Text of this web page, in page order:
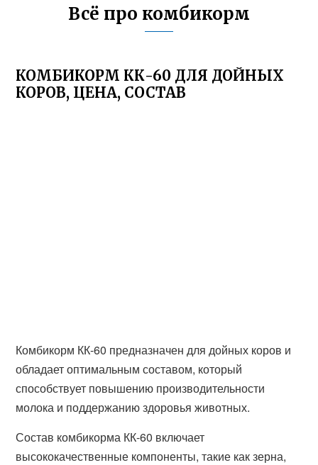
Всё про комбикорм
КОМБИКОРМ КК-60 ДЛЯ ДОЙНЫХ
КОРОВ, ЦЕНА, СОСТАВ
Комбикорм КК-60 предназначен для дойных коров и
обладает оптимальным составом, который
способствует повышению производительности
молока и поддержанию здоровья животных.
Состав комбикорма КК-60 включает
высококачественные компоненты, такие как зерна,